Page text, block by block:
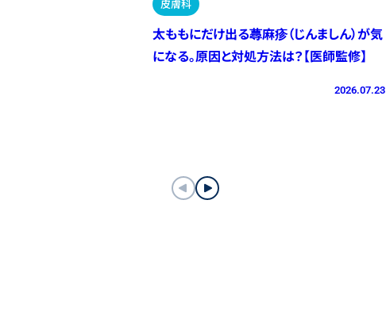
皮膚科
太ももにだけ出る蕁麻疹（じんましん）が気
になる。原因と対処方法は？【医師監修】
2026.07.23